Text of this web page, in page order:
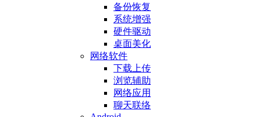
备份恢复
系统增强
硬件驱动
桌面美化
网络软件
下载上传
浏览辅助
网络应用
聊天联络